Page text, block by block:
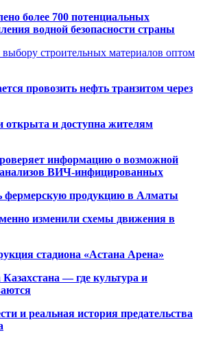
более 700 потенциальных
водной безопасности страны
строительных материалов оптом
провозить нефть транзитом через
открыта и доступна жителям
информацию о возможной
анализов ВИЧ-инфицированных
фермерскую продукцию в Алматы
изменили схемы движения в
стадиона «Астана Арена»
— где культура и
и реальная история предательства